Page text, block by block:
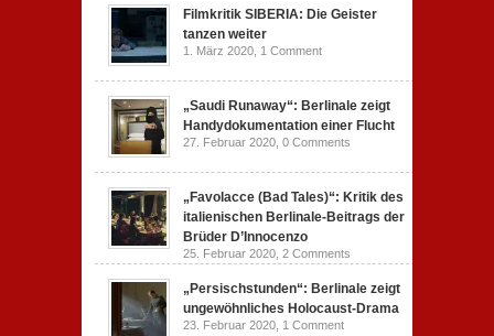
Filmkritik SIBERIA: Die Geister
tanzen weiter
1. März 2020, 1 Comment
„Saudi Runaway“: Berlinale zeigt
Handydokumentation einer Flucht
27. Februar 2020, 0 Comments
„Favolacce (Bad Tales)“: Kritik des
italienischen Berlinale-Beitrags der
Brüder D’Innocenzo
25. Februar 2020, 2 Comments
„Persischstunden“: Berlinale zeigt
ungewöhnliches Holocaust-Drama
23. Februar 2020, 1 Comment